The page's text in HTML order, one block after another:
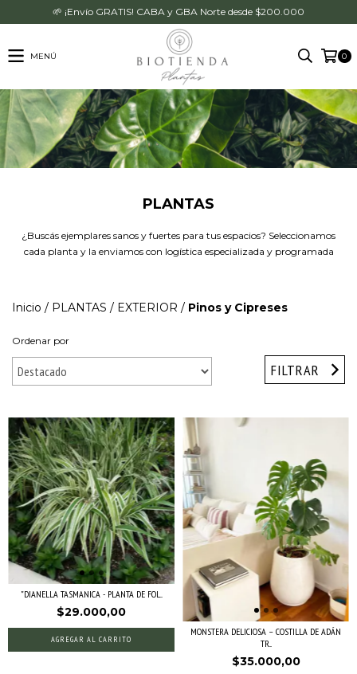
🌱 ¡Envío GRATIS! CABA y GBA Norte desde $200.000
MENÚ 0
PLANTAS
¿Buscás ejemplares sanos y fuertes para tus espacios? Seleccionamos
cada planta y la enviamos con logística especializada y programada
Inicio / PLANTAS / EXTERIOR / Pinos y Cipreses
Ordenar por
FILTRAR
"DIANELLA TASMANICA - PLANTA DE FOL...
$29.000,00
AGREGAR AL CARRITO
MONSTERA DELICIOSA – COSTILLA DE ADÁN
TR...
$35.000,00